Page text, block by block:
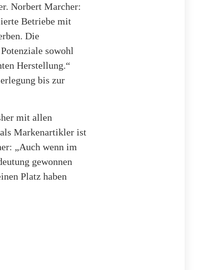
Norbert Marcher:
Betriebe mit
Die
sowohl
Herstellung.“
bis zur
mit allen
Markenartikler ist
„Auch wenn im
gewonnen
Platz haben